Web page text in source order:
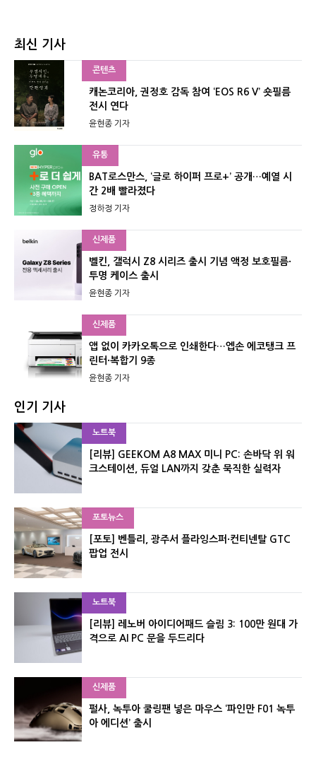
최신 기사
콘텐츠
캐논코리아, 권정호 감독 참여 ‘EOS R6 V’ 숏필름
전시 연다
윤현종 기자
유통
BAT로스만스, ‘글로 하이퍼 프로+’ 공개…예열 시
간 2배 빨라졌다
정하정 기자
신제품
벨킨, 갤럭시 Z8 시리즈 출시 기념 액정 보호필름·
투명 케이스 출시
윤현종 기자
신제품
앱 없이 카카오톡으로 인쇄한다…엡손 에코탱크 프
린터·복합기 9종
윤현종 기자
인기 기사
노트북
[리뷰] GEEKOM A8 MAX 미니 PC: 손바닥 위 워
크스테이션, 듀얼 LAN까지 갖춘 묵직한 실력자
포토뉴스
[포토] 벤틀리, 광주서 플라잉스퍼·컨티넨탈 GTC
팝업 전시
노트북
[리뷰] 레노버 아이디어패드 슬림 3: 100만 원대 가
격으로 AI PC 문을 두드리다
신제품
펄사, 녹투아 쿨링팬 넣은 마우스 ‘파인만 F01 녹투
아 에디션’ 출시